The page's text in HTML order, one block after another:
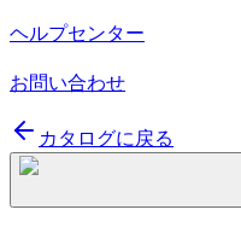
ヘルプセンター
お問い合わせ
カタログに戻る